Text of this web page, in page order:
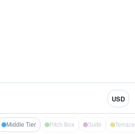
USD
Middle Tier Pitch Box Suite Terrace